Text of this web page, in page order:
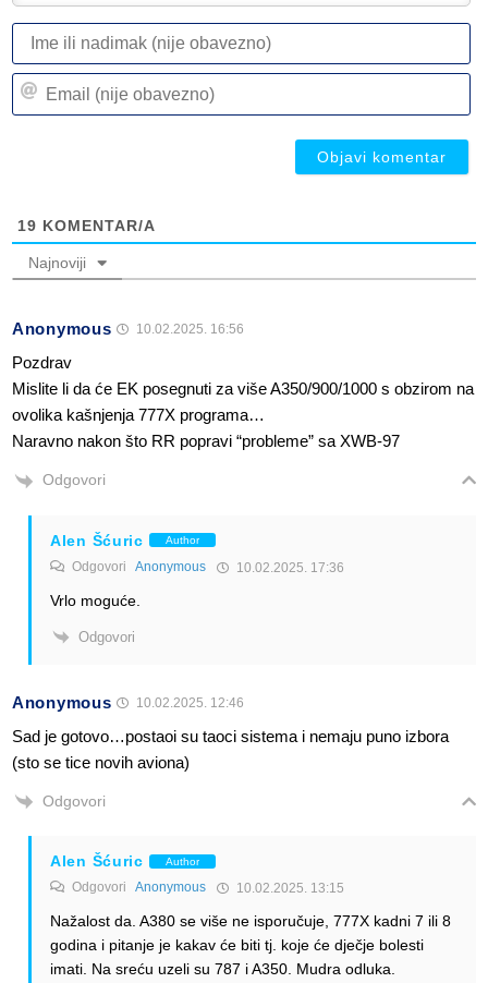
19 KOMENTAR/A
Najnoviji
Anonymous 10.02.2025. 16:56
Pozdrav
Mislite li da će EK posegnuti za više A350/900/1000 s obzirom na
ovolika kašnjenja 777X programa…
Naravno nakon što RR popravi “probleme” sa XWB-97
Odgovori
Alen Šćuric Author
Odgovori Anonymous 10.02.2025. 17:36
Vrlo moguće.
Odgovori
Anonymous 10.02.2025. 12:46
Sad je gotovo…postaoi su taoci sistema i nemaju puno izbora
(sto se tice novih aviona)
Odgovori
Alen Šćuric Author
Odgovori Anonymous 10.02.2025. 13:15
Nažalost da. A380 se više ne isporučuje, 777X kadni 7 ili 8
godina i pitanje je kakav će biti tj. koje će dječje bolesti
imati. Na sreću uzeli su 787 i A350. Mudra odluka.